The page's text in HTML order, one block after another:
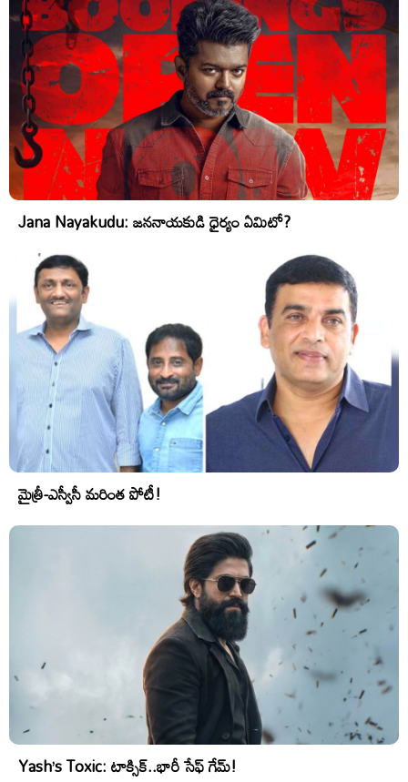
Jana Nayakudu: జననాయకుడి ధైర్యం ఏమిటో?
మైత్రీ-ఎస్వీసీ మరింత పోటీ!
Yash’s Toxic: టాక్సిక్..భారీ సేఫ్ గేమ్!